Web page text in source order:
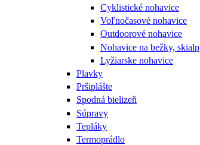
Cyklistické nohavice
Voľnočasové nohavice
Outdoorové nohavice
Nohavice na bežky, skialp
Lyžiarske nohavice
Plavky
Pršiplášte
Spodná bielizeň
Súpravy
Tepláky
Termoprádlo